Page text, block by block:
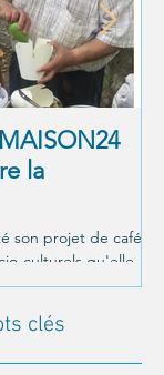
la
son projet de café
culturels qu'elle
et a été...
clés